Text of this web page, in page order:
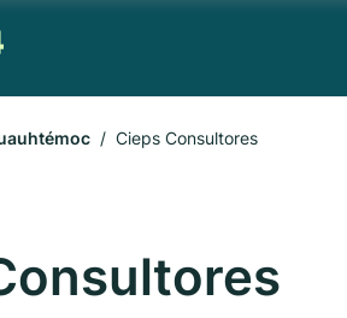
Cieps Consultores